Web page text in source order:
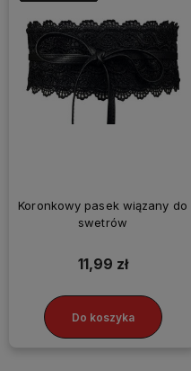
Koronkowy pasek wiązany do
swetrów
11,99 zł
Do koszyka